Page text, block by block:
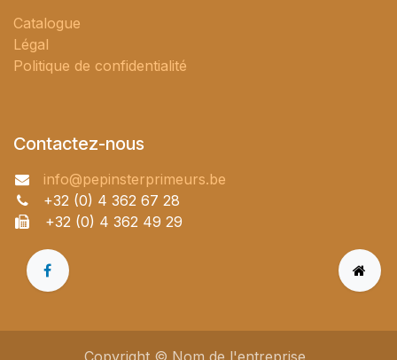
Catalogue
Légal
Politique de confidentialité
Contactez-nous
info@pepinsterprimeurs.be
+32 (0) 4 362 67 28
+32 (0) 4 362 49 29